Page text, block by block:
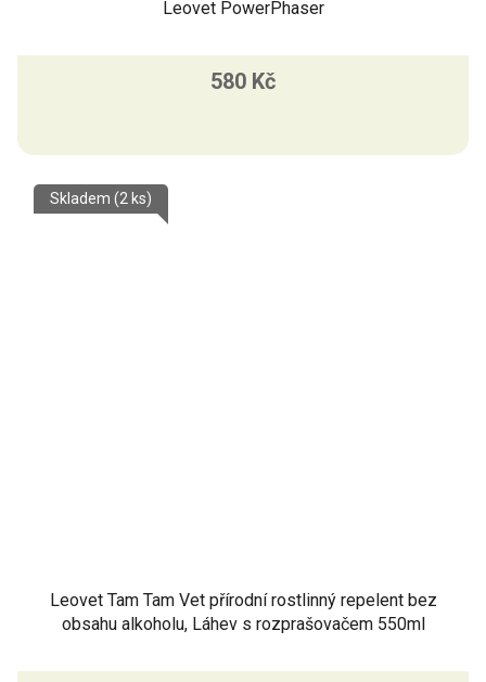
Leovet PowerPhaser
580 Kč
Leovet Tam Tam Vet přírodní rostlinný repelent bez
obsahu alkoholu, Láhev s rozprašovačem 550ml
Skladem (2 ks)